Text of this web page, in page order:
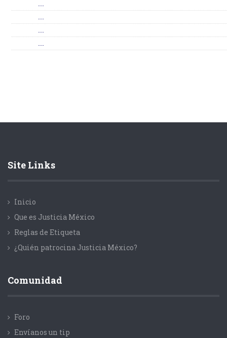
Site Links
Inicio
Que es Justicia México
Reglas de Etiqueta
¿Quién patrocina Justicia México?
Comunidad
Foro
Envíanos un tip